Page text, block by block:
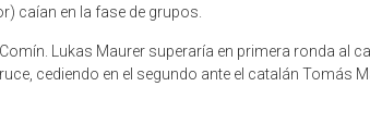
caían en la fase de grupos.
Lukas Maurer superaría en primera ronda al
cediendo en el segundo ante el catalán Tomás